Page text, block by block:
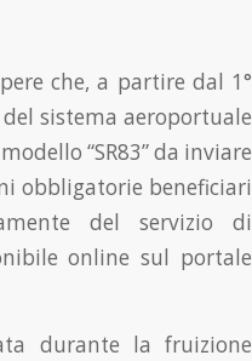
che, a partire dal 1°
sistema aeroportuale
“SR83” da inviare
obbligatorie beneficiari
del servizio di
online sul portale
durante la fruizione